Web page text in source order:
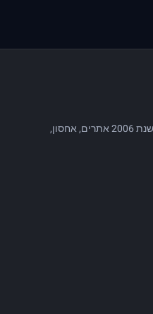
בונים נוכחות דיגיטלית מנצחת משנת 2006 אתרים, אחסון,